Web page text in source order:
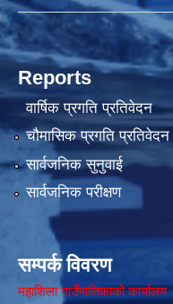
Reports
वार्षिक प्रगति प्रतिवेदन
चौमासिक प्रगति प्रतिवेदन
सार्वजनिक सुनुवाई
सार्वजनिक परीक्षण
सम्पर्क विवरण
महाशिला गाउँपालिकाको कार्यालय